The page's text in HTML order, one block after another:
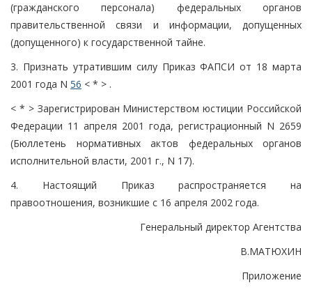
(гражданского персонала) федеральных органов
правительственной связи и информации, допущенных
(допущенного) к государственной тайне.
3. Признать утратившим силу Приказ ФАПСИ от 18 марта
2001 года N 56 < * > .
< * > Зарегистрирован Министерством юстиции Российской
Федерации 11 апреля 2001 года, регистрационный N 2659
(Бюллетень нормативных актов федеральных органов
исполнительной власти, 2001 г., N 17).
4. Настоящий Приказ распространяется на
правоотношения, возникшие с 16 апреля 2002 года.
Генеральный директор Агентства
В.МАТЮХИН
Приложение